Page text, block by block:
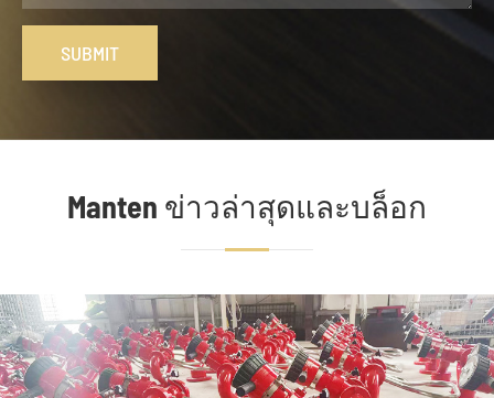
SUBMIT
Manten ข่าวล่าสุดและบล็อก